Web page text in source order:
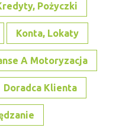
Pożyczki
Konta, Lokaty
A Motoryzacja
Doradca Klienta